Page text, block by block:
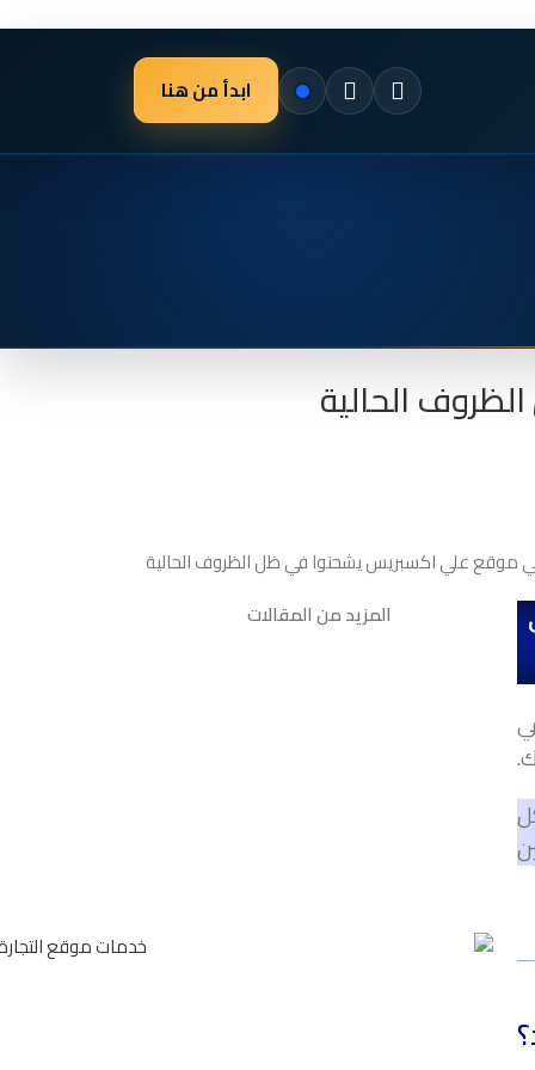
ابدأ من هنا
الحالية
موقع علي اكسبريس يشحنوا في ظل الظروف الحالية
المزيد من المقالات